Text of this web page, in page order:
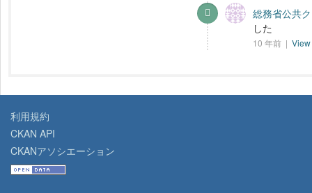
総務省公共
した
10 年前 |
利用規約
CKAN API
CKANアソシエーション